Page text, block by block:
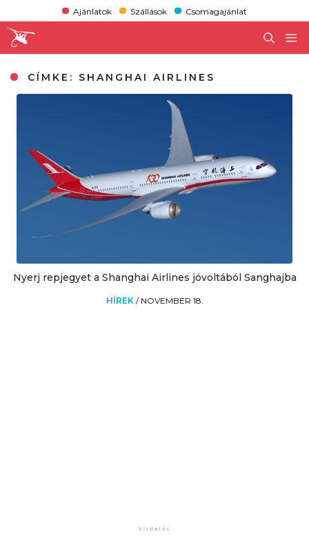
Ajánlatok Szállások Csomagajánlat
CÍMKE: SHANGHAI AIRLINES
Nyerj repjegyet a Shanghai Airlines jóvoltából Sanghajba
HÍREK / NOVEMBER 18.